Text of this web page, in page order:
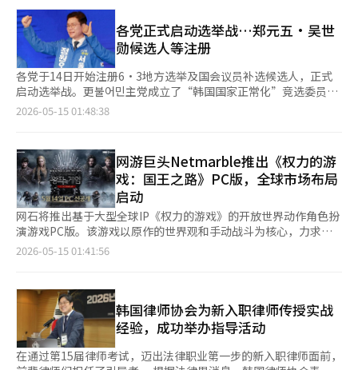
孩子配合拍照、用他人作品凑数的情况，完全背离了幼教本该有的
温度与初心。 专家指出，家长不应将幼儿园等同于单纯的服务机
构，更不应以照片多少评判办学质量。适度分享孩子在园动态无可
厚非，但当晒照成为绑架幼师的负担、沦为园所竞争的工具，当形
式化晒照取代真正的教育陪伴时，受损的不仅是幼师的工作热情，
更是孩子的健康成长与幼教行业的良性发展。 笔者认为，幼儿园
晒照本是家园沟通的辅助手段，不应成为衡量办学优劣的标准。褪
去形式化内卷，让幼师从频繁拍照中解脱出来，专注于陪伴孩子、
韩国幼教回归初心，真正守护孩子的天性与成长本真。
后，可以将自己喜欢的鼓励语刻在钥匙扣上。NS购物计划通过此
次活动让公众更容易接触历史和文化内容。活动将在潘桥总部别馆
一层的拿破仑画廊举行。NS购物相关人士表示：“为庆祝国际博
物馆日，我们准备了参与式项目，让大家更亲近地体验历史和文化
的价值，希望通过拿破仑的挑战精神，激励自己，获得新的能
量。”此外，NS购物是哈林集团的子公司。哈林集团会长金洪国
在2014年国际拍卖会上以2.6亿韩元拍得拿破仑的拜康帽，引发关
注。当时金会长表示：“购买这顶帽子是为了在国内激励企业家的
各党正式启动选举战…郑元五·吴世
勋候选人等注册
各党于14日开始注册6·3地方选举及国会议员补选候选人，正式
启动选举战。更불어민主党成立了“韩国国家正常化”竞选委员
会，而国民力量则推出了“阻止起诉撤销国民竞选委员会”，预计
地区取得佳绩。 中央选举管理委员会从当天起至15日下午6时，在
各地区的选举管理委员会接受候选人注册。更불어민主党和国民力
量均已完成地方选举和补选候选人的公选，因此注册将按顺序进
行。补选方面，更불어민主党在14个地区全部进行了公选，而国民
力量则在曾面临人选困难的群山、金堤、扶安以外的13个地区推出
了候选人。此次被称为迷你总选的补选地区中，除了大邱达成郡
外，其余13个地区均由更불어민主党占据。 当天，更불어民主党的
地方首长候选人中，郑元五（首尔）、秋美爱（京畿）、朴贞大
闵亨培（全南光州）、李元泽（全北）、朴秀贤（忠南）、许泰正
（大田）等人完成了注册。 国民力量的地方首长候选人包括吴世
勋（首尔）、梁香子（京畿）、兪正福（仁川）、秋庆浩（大
邱）、朴炯俊（釜山）、朴完洙（庆南）、李正炫（全南·光
州）、金泰欽（忠南）、李长宇（大田）、崔敏浩（世宗）等人也
已完成注册。 同时，改革新党郑义汉的釜山市长候选人已完成注
2026-05-15 01:48:38
网游巨头Netmarble推出《权力的游
戏：国王之路》PC版，全球市场布局
启动
网石将推出基于大型全球IP《权力的游戏》的开放世界动作角色扮
演游戏PC版。该游戏以原作的世界观和手动战斗为核心，力求在
现有的移动MMORPG市场中实现差异化。 网石于14日宣布，将于
Store进行游戏，而包括移动平台在内的正式全球发布（盛大上
线）将于21日进行。 《权力的游戏：国王之路》是一款基于美国
HBO热门剧集《权力的游戏》IP制作的开放世界动作角色扮演游
戏。游戏背景设定在中世纪幻想世界“维斯特洛”，玩家可以选择
骑士、雇佣兵和刺客三种职业进行探索和战斗。 网石表示，此次
2026-05-15 01:41:56
韩国律师协会为新入职律师传授实战
经验，成功举办指导活动
在通过第15届律师考试，迈出法律职业第一步的新入职律师面前，